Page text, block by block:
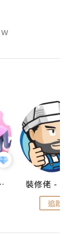
怪之家
追蹤